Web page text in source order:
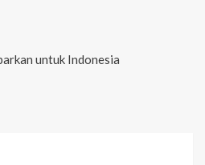
untuk Indonesia